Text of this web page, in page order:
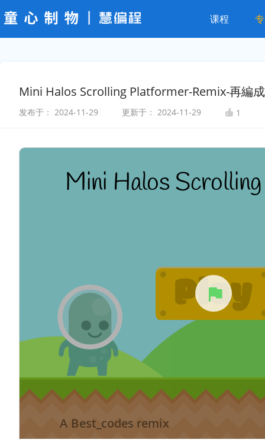
课程
Mini Halos Scrolling Platformer-Remix-再編成
发布于： 2024-11-29 更新于： 2024-11-29 1